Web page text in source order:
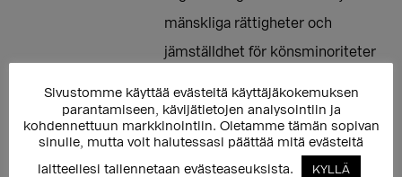
mänskliga rättigheter och
jämställdhet för könsminoriteter
riksdagen och jag lovar att arbeta
mot diskriminering och
hatpropaganda mot
Sivustomme käyttää evästeitä käyttäjäkokemuksen
parantamiseen, kävijätietojen analysointiin ja
kohdennettuun markkinointiin. Oletamme tämän sopivan
sinulle, mutta voit halutessasi päättää mitä evästeitä
laitteellesi tallennetaan evästeaseuksista.
KYLLÄ